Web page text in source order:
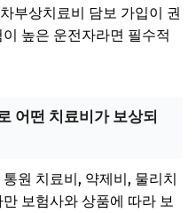
부상치료비 담보 가입이 권
높은 운전자라면 필수적
어떤 치료비가 보상되
원 치료비, 약제비, 물리치
보험사와 상품에 따라 보